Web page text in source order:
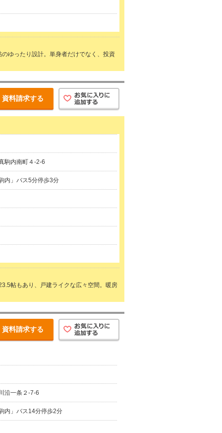
ゆったり設計。単身者だけでなく、投資
資料請求する
駒内南町４-2-6
内」バス5分停歩3分
帖もあり、戸建ライクな広々空間。暖房
資料請求する
沿一条２-7-6
内」バス14分停歩2分